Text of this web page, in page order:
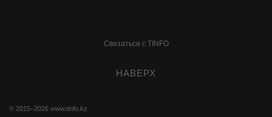
Связаться с TINFO
НАВЕРХ
© 2015–2026 www.tinfo.kz